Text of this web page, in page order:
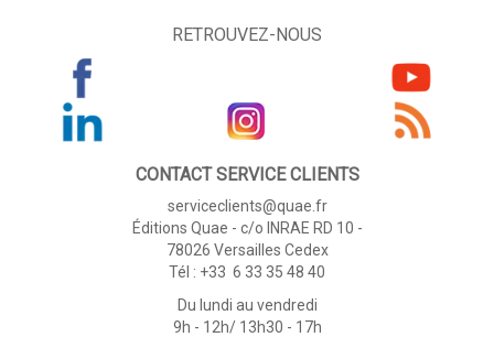
RETROUVEZ-NOUS
CONTACT SERVICE CLIENTS
serviceclients@quae.fr
Éditions Quae - c/o INRAE RD 10 -
78026 Versailles Cedex
Tél : +33 6 33 35 48 40
Du lundi au vendredi
9h - 12h/ 13h30 - 17h